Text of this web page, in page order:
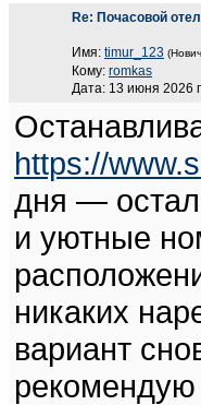
Re: Почасовой
Имя: timur_123
Кому: romkas
Дата: 13 июня 2026
https://
дня —
и уютные
никаких
вариант